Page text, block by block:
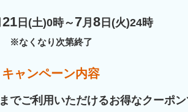
21 日(土)0時～ 7月 8 日(火)24時
※なくなり次第終了
キャンペーン内容
でご利用いただけるお得なクーポ